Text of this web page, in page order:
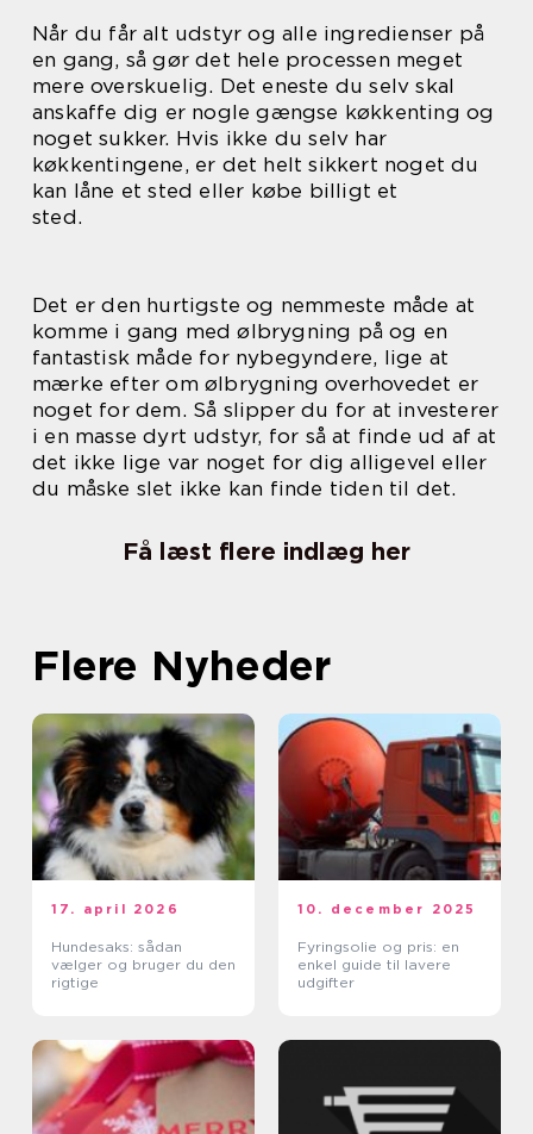
Når du får alt udstyr og alle ingredienser på
en gang, så gør det hele processen meget
mere overskuelig. Det eneste du selv skal
anskaffe dig er nogle gængse køkkenting og
noget sukker. Hvis ikke du selv har
køkkentingene, er det helt sikkert noget du
kan låne et sted eller købe billigt et
sted.
Det er den hurtigste og nemmeste måde at
komme i gang med ølbrygning på og en
fantastisk måde for nybegyndere, lige at
mærke efter om ølbrygning overhovedet er
noget for dem. Så slipper du for at investerer
i en masse dyrt udstyr, for så at finde ud af at
det ikke lige var noget for dig alligevel eller
du måske slet ikke kan finde tiden til det.
Få læst flere indlæg her
Flere Nyheder
17. april 2026
Hundesaks: sådan
vælger og bruger du den
rigtige
10. december 2025
Fyringsolie og pris: en
enkel guide til lavere
udgifter